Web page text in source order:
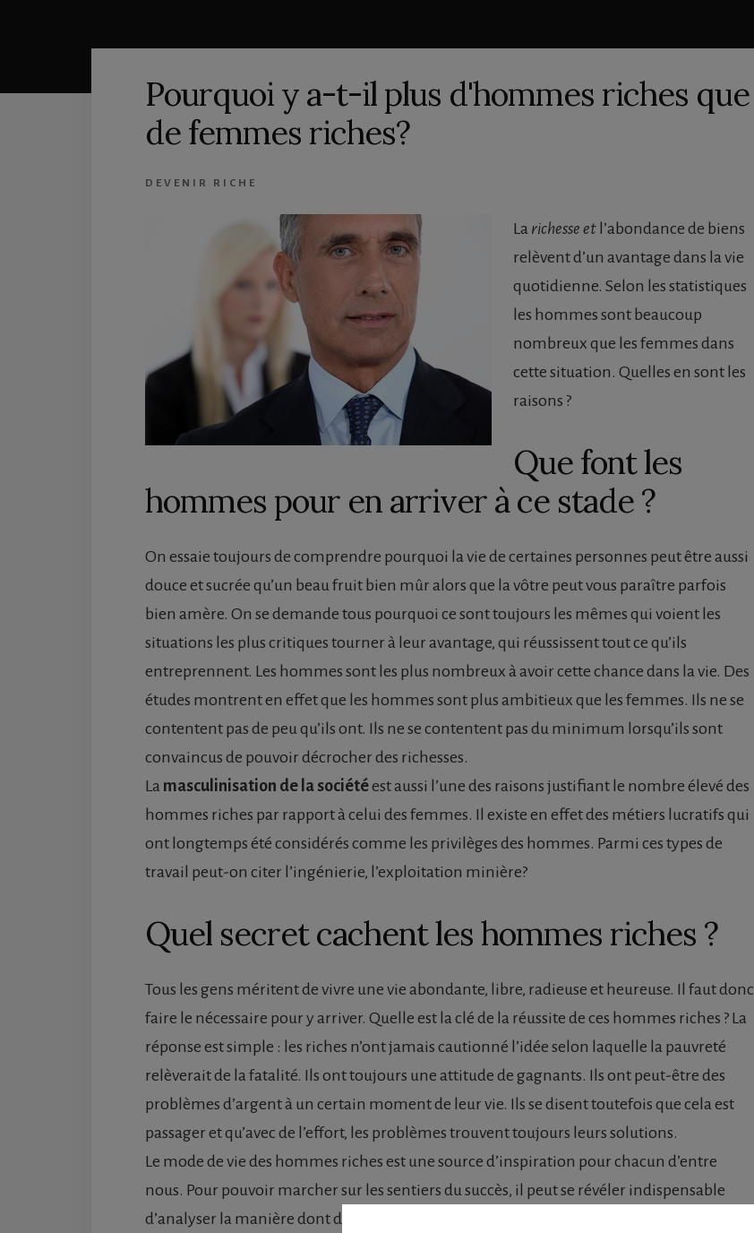
Pourquoi y a-t-il plus d'hommes riches que
de femmes riches?
DEVENIR RICHE
La richesse et l’abondance de biens
relèvent d’un avantage dans la vie
quotidienne. Selon les statistiques
les hommes sont beaucoup
nombreux que les femmes dans
cette situation. Quelles en sont les
raisons ?
Que font les
hommes pour en arriver à ce stade ?
On essaie toujours de comprendre pourquoi la vie de certaines personnes peut être aussi
douce et sucrée qu’un beau fruit bien mûr alors que la vôtre peut vous paraître parfois
bien amère. On se demande tous pourquoi ce sont toujours les mêmes qui voient les
situations les plus critiques tourner à leur avantage, qui réussissent tout ce qu’ils
entreprennent. Les hommes sont les plus nombreux à avoir cette chance dans la vie. Des
études montrent en effet que les hommes sont plus ambitieux que les femmes. Ils ne se
contentent pas de peu qu’ils ont. Ils ne se contentent pas du minimum lorsqu’ils sont
convaincus de pouvoir décrocher des richesses.
La masculinisation de la sociétéest aussi l’une des raisons justifiant le nombre élevé des
hommes riches par rapport à celui des femmes. Il existe en effet des métiers lucratifs qui
ont longtemps été considérés comme les privilèges des hommes. Parmi ces types de
travail peut-on citer l’ingénierie, l’exploitation minière?
Quel secret cachent les hommes riches ?
Tous les gens méritent de vivre une vie abondante, libre, radieuse et heureuse. Il faut donc
faire le nécessaire pour y arriver. Quelle est la clé de la réussite de ces hommes riches ? La
réponse est simple : les riches n’ont jamais cautionné l’idée selon laquelle la pauvreté
relèverait de la fatalité. Ils ont toujours une attitude de gagnants. Ils ont peut-être des
problèmes d’argent à un certain moment de leur vie. Ils se disent toutefois que cela est
passager et qu’avec de l’effort, les problèmes trouvent toujours leurs solutions.
Le mode de vie des hommes riches est une source d’inspiration pour chacun d’entre
nous. Pour pouvoir marcher sur les sentiers du succès, il peut se révéler indispensable
d’analyser la manière dont des hommes comme Warren Buffet, Bill Gates ou Bernard